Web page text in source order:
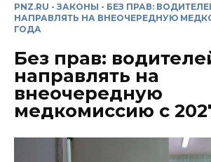
PNZ.RU - ЗАКОНЫ - БЕЗ ПРАВ:
НАПРАВЛЯТЬ НА ВНЕОЧЕРЕДНУЮ
ГОДА
Без прав:
направлять на
внеочередную
медкомиссию с